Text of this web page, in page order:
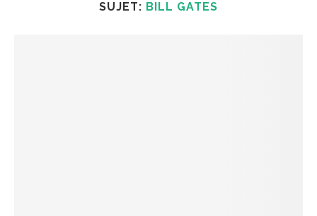
SUJET: BILL GATES